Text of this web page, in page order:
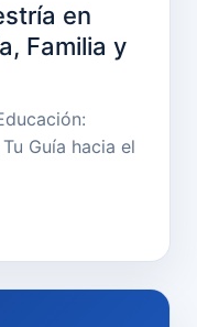
en
Familia y
Guía hacia el